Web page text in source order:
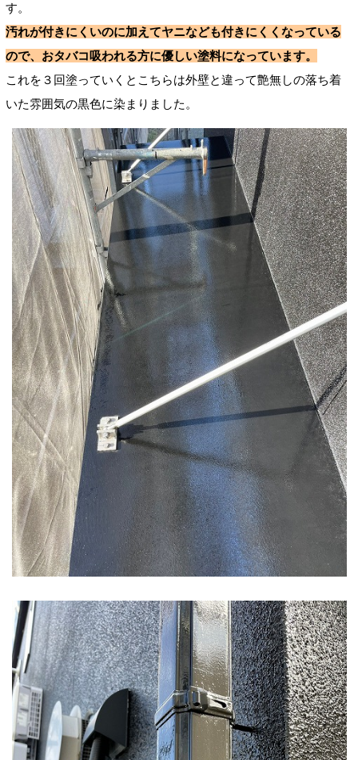
す。
汚れが付きにくいのに加えてヤニなども付きにくくなっている
ので、おタバコ吸われる方に優しい塗料になっています。
これを３回塗っていくとこちらは外壁と違って艶無しの落ち着
いた雰囲気の黒色に染まりました。